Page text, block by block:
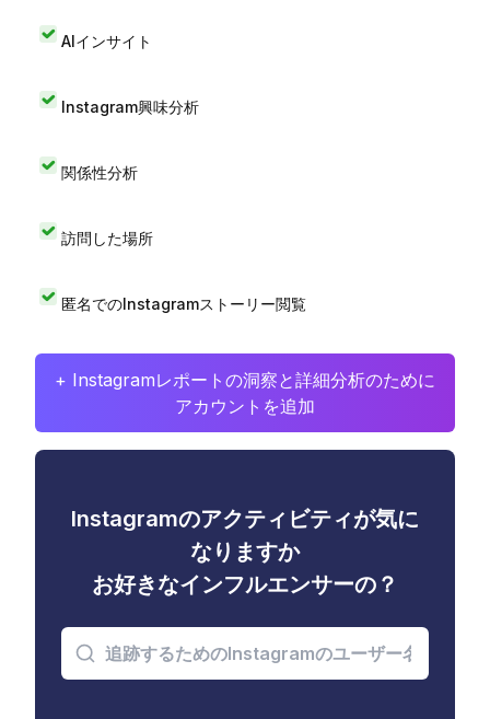
AIインサイト
Instagram興味分析
関係性分析
訪問した場所
匿名でのInstagramストーリー閲覧
+ Instagramレポートの洞察と詳細分析のために
アカウントを追加
Instagramのアクティビティが気に
なりますか
お好きなインフルエンサーの？